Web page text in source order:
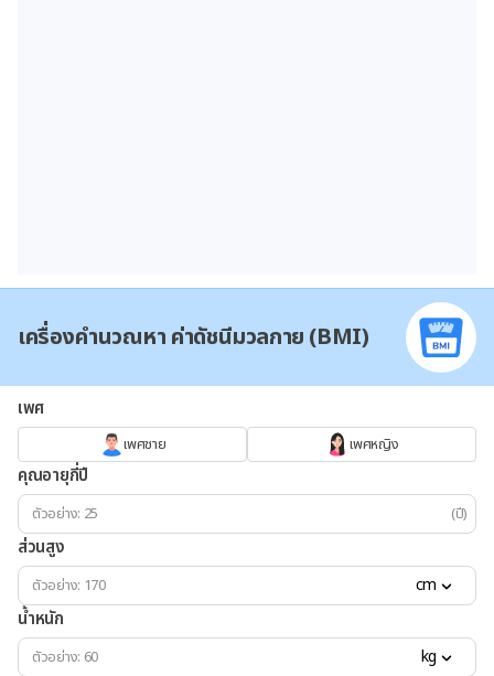
เครื่องคำนวณหา ค่าดัชนีมวลกาย (BMI)
เพศ
เพศชาย เพศหญิง
คุณอายุกี่ปี
(ปี)
ส่วนสูง
cm
น้ำหนัก
kg